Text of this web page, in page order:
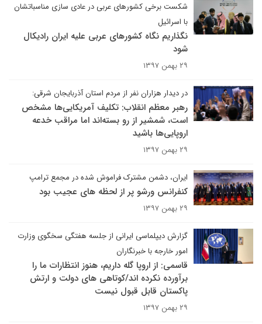
شکست برخی کشورهای عربی در عادی سازی مناسباتشان
با اسرائیل
نگذاریم نگاه کشورهای عربی علیه ایران رادیکال
شود
۲۹ بهمن ۱۳۹۷
در دیدار هزاران نفر از مردم استان آذربایجان شرقی:
رهبر معظم انقلاب: تکلیف آمریکایی‌ها مشخص
است، شمشیر از رو بسته‌اند اما مراقب خدعه
اروپایی‌ها باشید
۲۹ بهمن ۱۳۹۷
ایران، دشمن مشترک فراموش شده در مجمع ترامپ
کنفرانس ورشو پر از لحظه های عجیب بود
۲۹ بهمن ۱۳۹۷
گزارش دیپلماسی ایرانی از جلسه هفتگی سخگوی وزارت
امور خارجه با خبرنگاران
قاسمی: از اروپا گله داریم، هنوز انتظارات ما را
برآورده نکرده اند/کوتاهی های دولت و ارتش
پاکستان قابل قبول نیست
۲۹ بهمن ۱۳۹۷